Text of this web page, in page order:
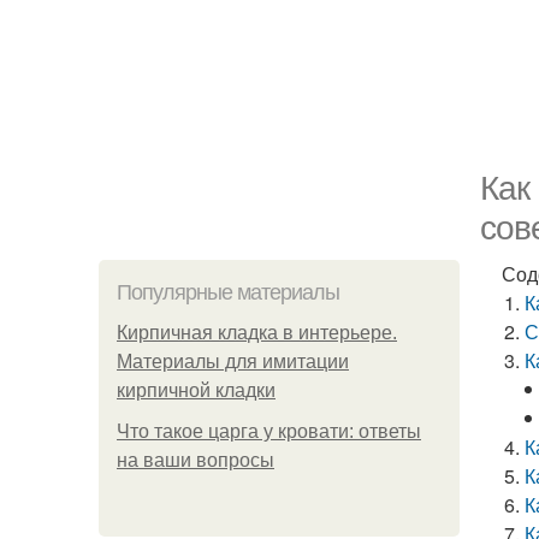
Популярные материалы
Кирпичная кладка в интерьере.
Материалы для имитации
кирпичной кладки
Что такое царга у кровати: ответы
на ваши вопросы